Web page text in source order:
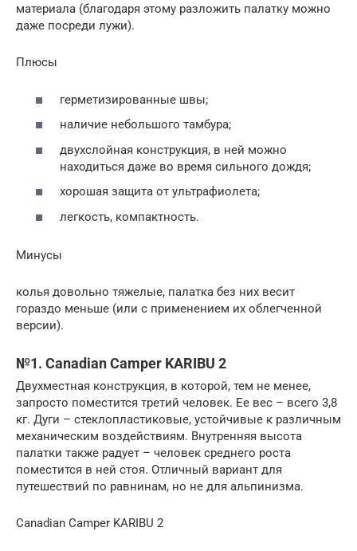
материала (благодаря этому разложить палатку можно
даже посреди лужи).
Плюсы
герметизированные швы;
наличие небольшого тамбура;
двухслойная конструкция, в ней можно
находиться даже во время сильного дождя;
хорошая защита от ультрафиолета;
легкость, компактность.
Минусы
колья довольно тяжелые, палатка без них весит
гораздо меньше (или с применением их облегченной
версии).
№1. Canadian Camper KARIBU 2
Двухместная конструкция, в которой, тем не менее,
запросто поместится третий человек. Ее вес – всего 3,8
кг. Дуги – стеклопластиковые, устойчивые к различным
механическим воздействиям. Внутренняя высота
палатки также радует – человек среднего роста
поместится в ней стоя. Отличный вариант для
путешествий по равнинам, но не для альпинизма.
Canadian Camper KARIBU 2